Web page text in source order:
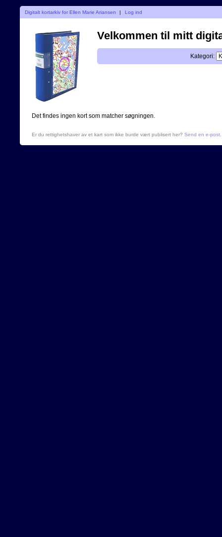
Digitalt kortarkiv for Ellen Marie Ariansen | Log ind
Velkommen til mitt
Kategori:
Det findes ingen kort som matcher søgningen.
Er du rettighetshaver av et kart som ikke burde vært publisert her? Send en e-post